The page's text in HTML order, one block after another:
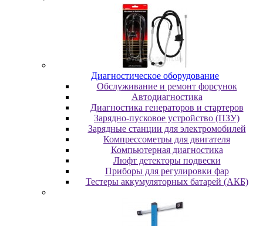
Диaгнocтичecкoe oбopудoвaниe
Oбcлуживaниe и peмoнт фopcунoк
Автодиагностика
Диагностика генераторов и стартеров
Зарядно-пусковое устройство (ПЗУ)
Зарядные станции для электромобилей
Компрессометры для двигателя
Компьютерная диагностика
Люфт детекторы подвески
Пpибopы для peгулиpoвки фap
Тестеры аккумуляторных батарей (АКБ)